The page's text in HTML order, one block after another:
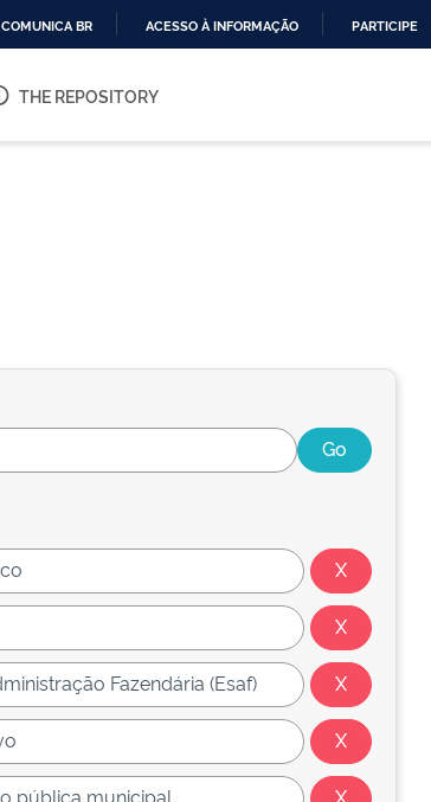
O
COMUNICA BR ACESSO À INFORMAÇÃO PARTICIPE
THE REPOSITORY